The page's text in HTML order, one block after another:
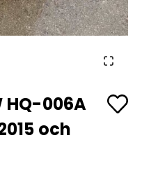
HQ-006A
och